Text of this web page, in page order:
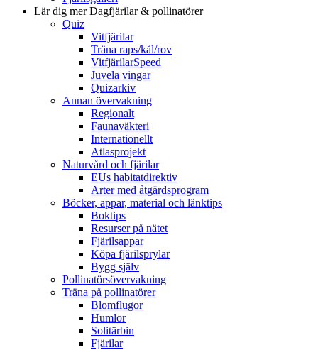
Lär dig merDagfjärilar & pollinatörer
Quiz
Vitfjärilar
Träna raps/kål/rov
VitfjärilarSpeed
Juvela vingar
Quizarkiv
Annan övervakning
Regionalt
Faunaväkteri
Internationellt
Atlasprojekt
Naturvård och fjärilar
EUs habitatdirektiv
Arter med åtgärdsprogram
Böcker, appar, material och länktips
Boktips
Resurser på nätet
Fjärilsappar
Köpa fjärilsprylar
Bygg själv
Pollinatörsövervakning
Träna på pollinatörer
Blomflugor
Humlor
Solitärbin
Fjärilar